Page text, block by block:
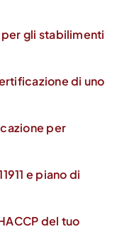
per gli stabilimenti
di uno
per
e piano di
del tuo